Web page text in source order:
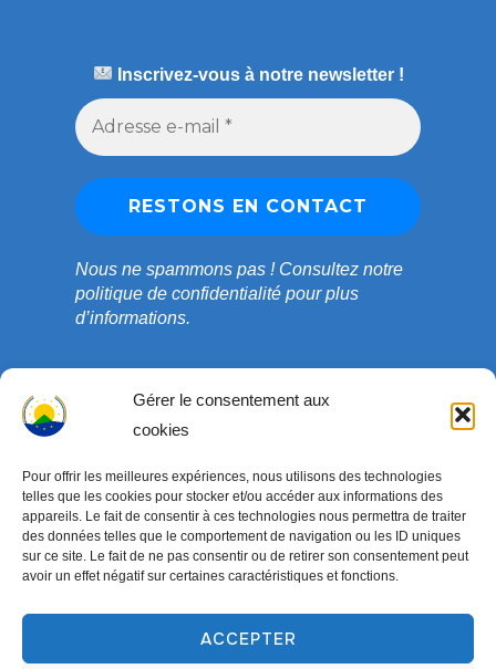
Gérer le consentement aux
cookies
Pour offrir les meilleures expériences, nous utilisons des technologies
telles que les cookies pour stocker et/ou accéder aux informations des
appareils. Le fait de consentir à ces technologies nous permettra de traiter
des données telles que le comportement de navigation ou les ID uniques
sur ce site. Le fait de ne pas consentir ou de retirer son consentement peut
avoir un effet négatif sur certaines caractéristiques et fonctions.
ACCEPTER
Inscrivez-vous à notre newsletter !
Nous ne spammons pas ! Consultez notre
politique de confidentialitépour plus
d’informations.